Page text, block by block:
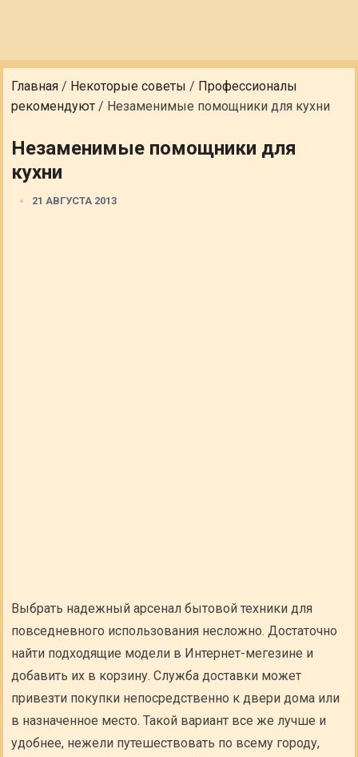
Главная / Некоторые советы / Профессионалы
рекомендуют / Незаменимые помощники для кухни
Незаменимые помощники для
кухни
21 АВГУСТА 2013
Выбрать надежный арсенал бытовой техники для
повседневного использования несложно. Достаточно
найти подходящие модели в Интернет-мегезине и
добавить их в корзину. Служба доставки может
привезти покупки непосредственно к двери дома или
в назначенное место. Такой вариант все же лучше и
удобнее, нежели путешествовать по всему городу,